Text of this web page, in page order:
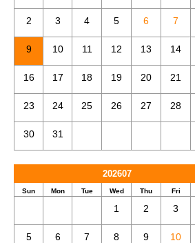
2 3 4 5 6 7
9 10 11 12 13 14
16 17 18 19 20 21
23 24 25 26 27 28
30 31
202607
Sun Mon Tue Wed Thu Fri
1 2 3
5 6 7 8 9 10